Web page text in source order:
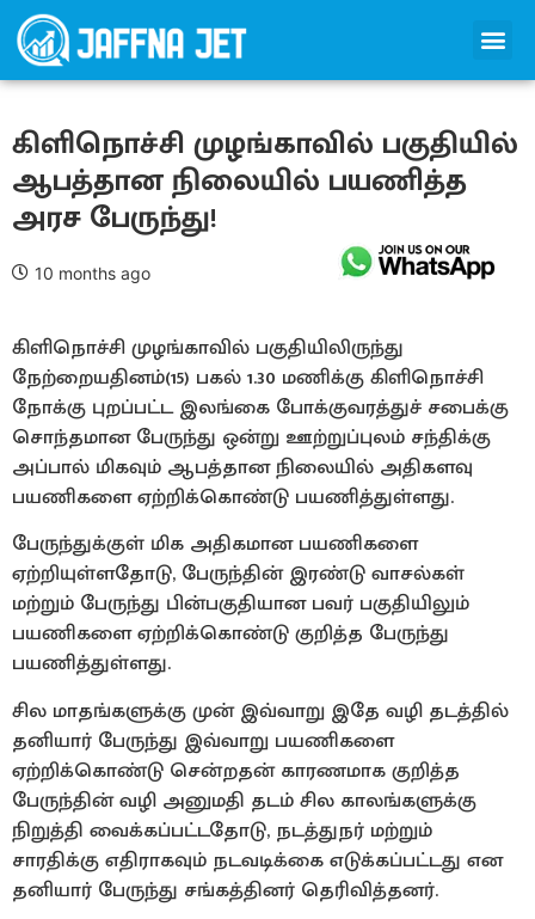
கிளிநொச்சி முழங்காவில் பகுதியில்
ஆபத்தான நிலையில் பயணித்த
அரச பேருந்து!
10 months ago
கிளிநொச்சி முழங்காவில் பகுதியிலிருந்து
நேற்றையதினம்(15) பகல் 1.30 மணிக்கு கிளிநொச்சி
நோக்கு புறப்பட்ட இலங்கை போக்குவரத்துச் சபைக்கு
சொந்தமான பேருந்து ஒன்று ஊற்றுப்புலம் சந்திக்கு
அப்பால் மிகவும் ஆபத்தான நிலையில் அதிகளவு
பயணிகளை ஏற்றிக்கொண்டு பயணித்துள்ளது.
பேருந்துக்குள் மிக அதிகமான பயணிகளை
ஏற்றியுள்ளதோடு, பேருந்தின் இரண்டு வாசல்கள்
மற்றும் பேருந்து பின்பகுதியான பவர் பகுதியிலும்
பயணிகளை ஏற்றிக்கொண்டு குறித்த பேருந்து
பயணித்துள்ளது.
சில மாதங்களுக்கு முன் இவ்வாறு இதே வழி தடத்தில்
தனியார் பேருந்து இவ்வாறு பயணிகளை
ஏற்றிக்கொண்டு சென்றதன் காரணமாக குறித்த
பேருந்தின் வழி அனுமதி தடம் சில காலங்களுக்கு
நிறுத்தி வைக்கப்பட்டதோடு, நடத்துநர் மற்றும்
சாரதிக்கு எதிராகவும் நடவடிக்கை எடுக்கப்பட்டது என
தனியார் பேருந்து சங்கத்தினர் தெரிவித்தனர்.